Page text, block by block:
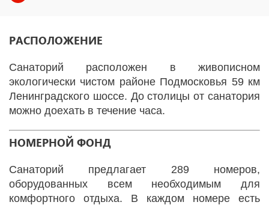
РАСПОЛОЖЕНИЕ
Санаторий расположен в живописном
экологически чистом районе Подмосковья 59 км
Ленинградского шоссе. До столицы от санатория
можно доехать в течение часа.
НОМЕРНОЙ ФОНД
Санаторий предлагает 289 номеров,
оборудованных всем необходимым для
комфортного отдыха. В каждом номере есть